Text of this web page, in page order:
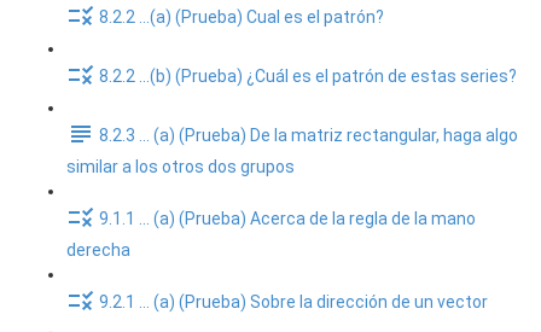
8.2.2 ...(a) (Prueba) Cual es el patrón?
8.2.2 ...(b) (Prueba) ¿Cuál es el patrón de estas series?
8.2.3 ... (a) (Prueba) De la matriz rectangular, haga algo
similar a los otros dos grupos
9.1.1 ... (a) (Prueba) Acerca de la regla de la mano
derecha
9.2.1 ... (a) (Prueba) Sobre la dirección de un vector